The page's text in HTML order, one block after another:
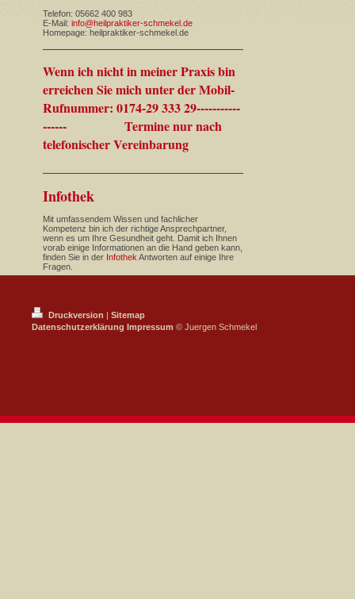
Telefon: 05662 400 983
E-Mail: info@heilpraktiker-schmekel.de
Homepage: heilpraktiker-schmekel.de
Wenn ich nicht in meiner Praxis bin
erreichen Sie mich unter der Mobil-
Rufnummer: 0174-29 333 29-----------
------ Termine nur nach
telefonischer Vereinbarung
Infothek
Mit umfassendem Wissen und fachlicher
Kompetenz bin ich der richtige Ansprechpartner,
wenn es um Ihre Gesundheit geht. Damit ich Ihnen
vorab einige Informationen an die Hand geben kann,
finden Sie in der Infothek Antworten auf einige Ihre
Fragen.
Druckversion | Sitemap
Datenschutzerklärung Impressum © Juergen Schmekel